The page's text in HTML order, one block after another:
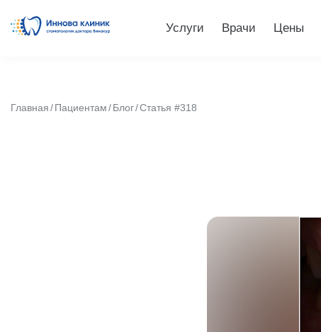
Услуги Врачи Цены
Главная Пациентам Блог Статья #318